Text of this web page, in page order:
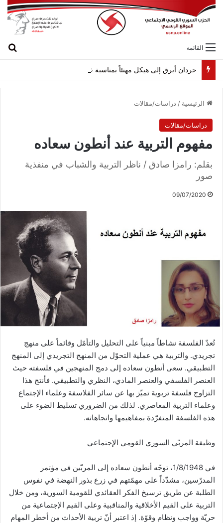
القائمة
حردان أبرق إلى هيكل مهنئاً بمناسبة عيد الجيش
الرئيسية / دراسات/مقالات
دراسات/مقالات
مفهوم التربية عند أنطون سعاده
بقلم: رامزا صادق / ناظر التربية والشباب في منفذية
صور
09/07/2020
تُعدّ الفلسفة نشاطاً مبنياً على التحليل والتأمّل وقائماً على منهج
تجريدي. والتربية هي عملية التحوّل من المنهج التجريدي إلى المنهج
التطبيقي. سعى أنطون سعاده إلى دمج المنهجين في فلسفته حيث
العنصر الفلسفي والعنصر المادي، النظري والتطبيقي. فأنتج هذا
التزاوج فلسفة تربوية تميّز بها عن سائر الفلاسفة وعلماء الإجتماع
وعلماء التربية المعاصري. لذلك من الضروري تسليط الضوء على
هذه الفلسفة المتفرّدة بمفاهيمها واتجاهاته.
وظيفة المربّي السوري القومي الإجتماعي
في 1/8/1948، توجّه أنطون سعاده إلى المربّين في مؤتمر
المدرّسين، مشدّداً على مهمّتهم في زرع بذور النهضة في نفوس
الطلبة عن طريق ترسيخ الفكر العقائدي للقومية السورية، ومن خلال
التربية على القيم الأخلاقية والمناقبية وعلى القيم الإجتماعية من
حريّة وواجب ونظام وقوّة. إذ اعتبر أنّ تربية الأحداث من أخطر المهام